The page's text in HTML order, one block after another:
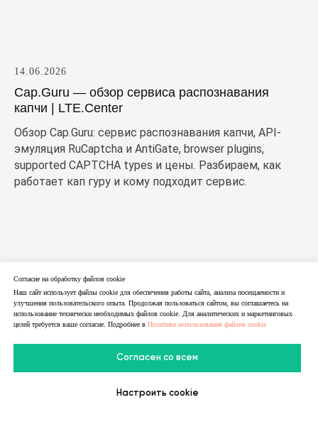
14.06.2026
Cap.Guru — обзор сервиса распознавания
капчи | LTE.Center
Обзор Cap.Guru: сервис распознавания капчи, API-
эмуляция RuCaptcha и AntiGate, browser plugins,
supported CAPTCHA types и цены. Разбираем, как
работает кап гуру и кому подходит сервис.
Согласие на обработку файлов cookie
Наш сайт использует файлы cookie для обеспечения работы сайта, анализа посещаемости и
улучшения пользовательского опыта. Продолжая пользоваться сайтом, вы соглашаетесь на
использование технически необходимых файлов cookie. Для аналитических и маркетинговых
целей требуется ваше согласие. Подробнее в Политике использования файлов cookie
Согласен со всем
Настроить cookie